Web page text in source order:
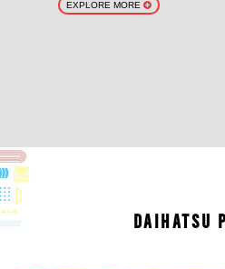
EXPLORE MORE
DAIHATSU